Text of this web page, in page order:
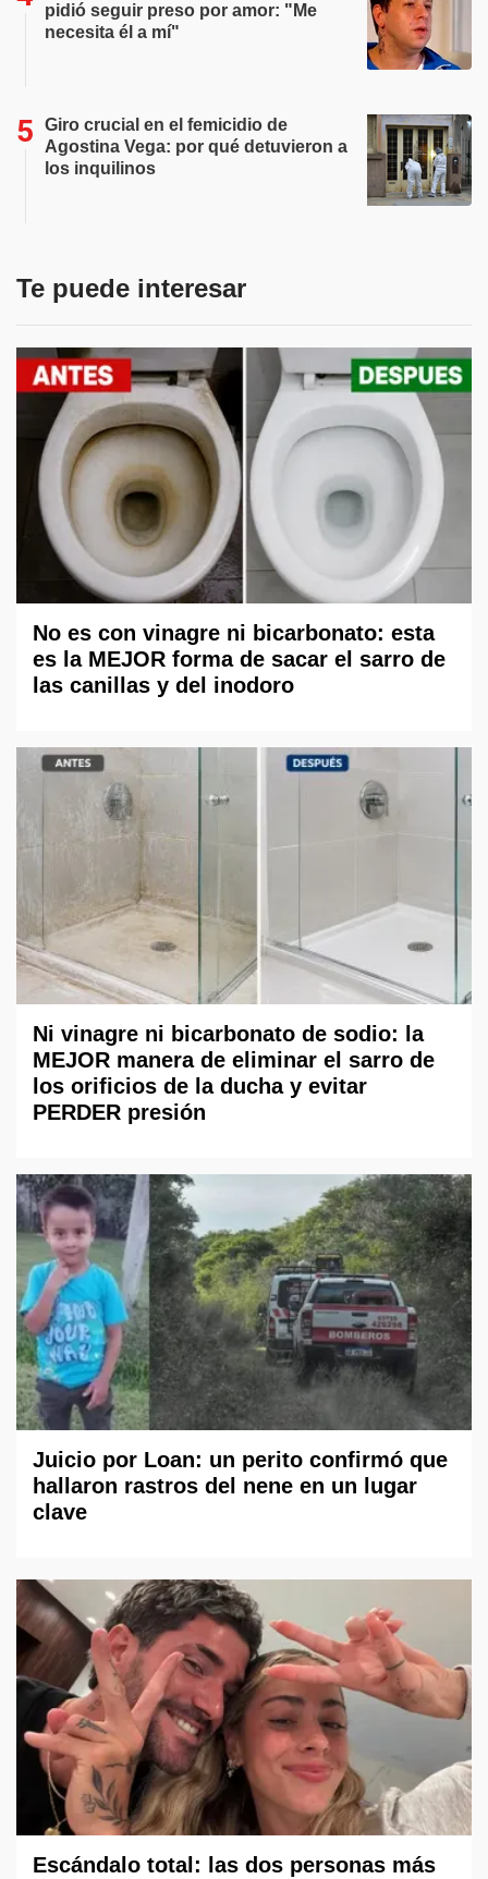
pidió seguir preso por amor: "Me
necesita él a mí"
Giro crucial en el femicidio de
Agostina Vega: por qué detuvieron a
los inquilinos
Te puede interesar
No es con vinagre ni bicarbonato: esta
es la MEJOR forma de sacar el sarro de
las canillas y del inodoro
Ni vinagre ni bicarbonato de sodio: la
MEJOR manera de eliminar el sarro de
los orificios de la ducha y evitar
PERDER presión
Juicio por Loan: un perito confirmó que
hallaron rastros del nene en un lugar
clave
Escándalo total: las dos personas más